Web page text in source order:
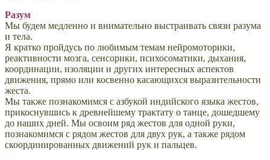
Разум
Мы будем медленно и внимательно выстраивать связи разума
и тела.
Я кратко пройдусь по любимым темам нейромоторики,
реактивности мозга, сенсорики, психосоматики, дыхания,
координации, изоляции и других интересных аспектов
движения, прямо или косвенно касающихся выразительности
жеста.
Мы также познакомимся с азбукой индийского языка жестов,
прикоснувшись к древнейшему трактату о танце, дошедшему
до наших дней. Мы освоим ряд жестов для одной руки,
познакомимся с рядом жестов для двух рук, а также рядом
скоординированных движений рук и пальцев.